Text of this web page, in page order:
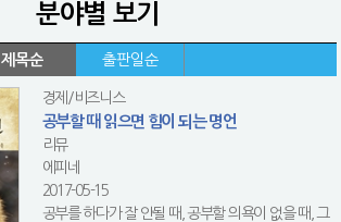
분야별 보기
제목순 출판일순
경제/비즈니스
공부할 때 읽으면 힘이 되는 명언
리뮤
에피네
2017-05-15
공부를 하다가 잘 안될 때, 공부할 의욕이 없을 때, 그